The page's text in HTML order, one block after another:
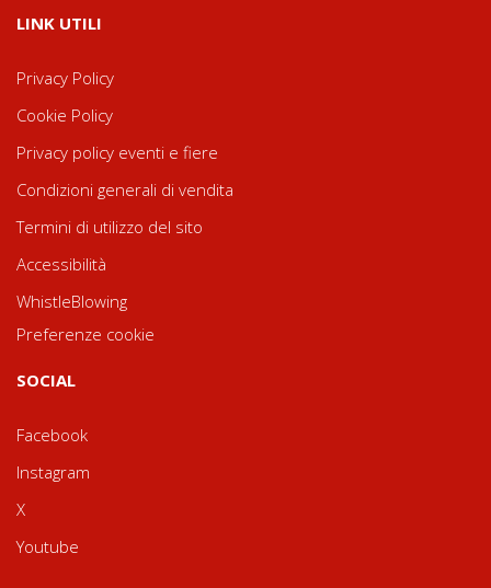
LINK UTILI
Privacy Policy
Cookie Policy
Privacy policy eventi e fiere
Condizioni generali di vendita
Termini di utilizzo del sito
Accessibilità
WhistleBlowing
Preferenze cookie
SOCIAL
Facebook
Instagram
X
Youtube